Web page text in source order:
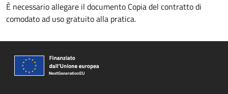
È necessario allegare il documento Copia del contratto di
comodato ad uso gratuito alla pratica.